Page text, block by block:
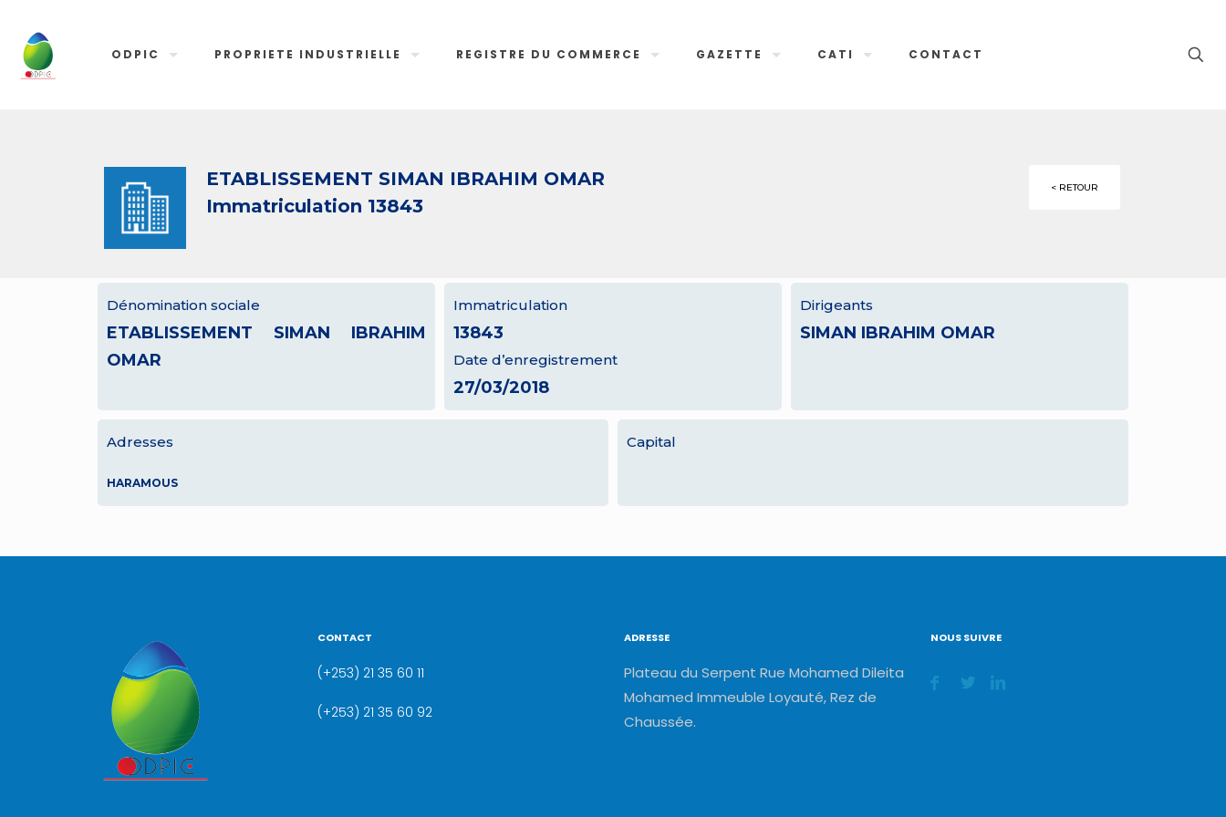
ODPIC PROPRIETE INDUSTRIELLE REGISTRE DU COMMERCE GAZETTE CATI CONTACT
ETABLISSEMENT SIMAN IBRAHIM OMAR
Immatriculation 13843
< RETOUR
Dénomination sociale
ETABLISSEMENT SIMAN IBRAHIM
OMAR
Immatriculation
13843
Date d’enregistrement
27/03/2018
Dirigeants
SIMAN IBRAHIM OMAR
Adresses
HARAMOUS
Capital
CONTACT
(+253) 21 35 60 11
(+253) 21 35 60 92
ADRESSE
Plateau du Serpent Rue Mohamed Dileita
Mohamed Immeuble Loyauté, Rez de
Chaussée.
NOUS SUIVRE